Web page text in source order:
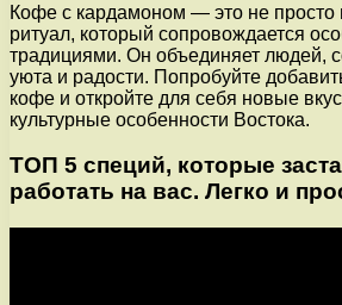
Кофе с кардамоном — это не просто
ритуал, который сопровождается
традициями. Он объединяет людей,
уюта и радости. Попробуйте
кофе и откройте для себя новые
культурные особенности Востока.
ТОП 5 специй, которые
работать на вас. Легко и